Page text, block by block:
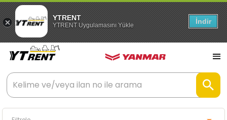
YTRENT
YTRENT Uygulamasını Yükle İndir